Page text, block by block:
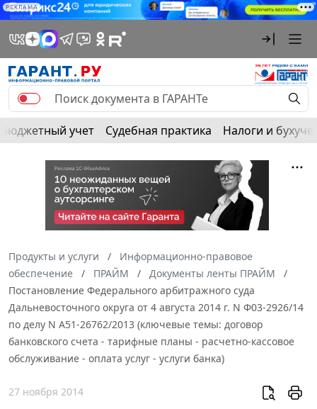
РЕКЛАМА
Бюджетный учет Судебная практика Налоги и
Продукты и услуги
Информационно-правовое
обеспечение
ПРАЙМ
Документы ленты ПРАЙМ
Постановление Федерального арбитражного суда
Дальневосточного округа от 4 августа 2014 г. N Ф03-2926/14
по делу N А51-26762/2013 (ключевые темы: договор
банковского счета - тарифные планы - расчетно-кассовое
обслуживание - оплата услуг - услуги банка)
27 ноября 2014